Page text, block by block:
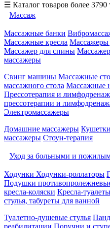
☰ Каталог товаров более 3790
Массаж
Массажные банки
Массажные кресла Массажеры
Массажер для спины
массажеры
Свинг машины Массажные
массажного стола Массажные
Прессотерапия и лимфодренаж
прессотерапии и
Электромассажеры
Домашние массажеры
массажеры Стоун-терапия
Уход за больными и
Ходунки Ходунки-роллаторы
Подушки
кресла-коляски Кресла-туалеты
стулья, табуреты для ванной
Туалетно-душевые стулья
реабилитации Поручни и